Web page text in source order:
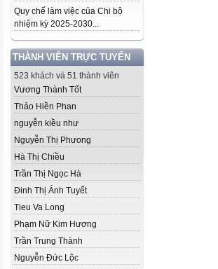
Quy chế làm việc của Chi bộ
nhiệm kỳ 2025-2030...
THÀNH VIÊN TRỰC TUYẾN
523 khách và 51 thành viên
Vương Thành Tốt
Thảo Hiền Phan
nguyễn kiều như
Nguyễn Thị Phưong
Hà Thị Chiều
Trần Thị Ngọc Hà
Đinh Thị Ánh Tuyết
Tieu Va Long
Phạm Nữ Kim Hương
Trần Trung Thành
Nguyễn Đức Lộc